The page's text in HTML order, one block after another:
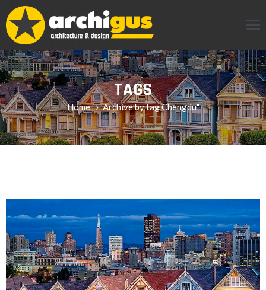
TAGS
Home Archive by tag Chengdu"